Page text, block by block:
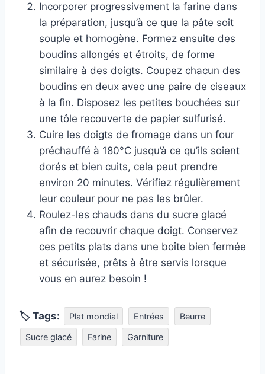
Incorporer progressivement la farine dans
la préparation, jusqu’à ce que la pâte soit
souple et homogène. Formez ensuite des
boudins allongés et étroits, de forme
similaire à des doigts. Coupez chacun des
boudins en deux avec une paire de ciseaux
à la fin. Disposez les petites bouchées sur
une tôle recouverte de papier sulfurisé.
Cuire les doigts de fromage dans un four
préchauffé à 180°C jusqu’à ce qu’ils soient
dorés et bien cuits, cela peut prendre
environ 20 minutes. Vérifiez régulièrement
leur couleur pour ne pas les brûler.
Roulez-les chauds dans du sucre glacé
afin de recouvrir chaque doigt. Conservez
ces petits plats dans une boîte bien fermée
et sécurisée, prêts à être servis lorsque
vous en aurez besoin !
🏷 Tags: Plat mondial Entrées Beurre
Sucre glacé Farine Garniture